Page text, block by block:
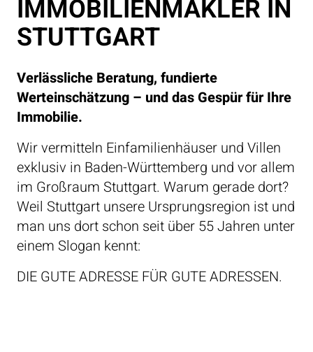
IMMOBILIENMAKLER IN
STUTTGART
Verlässliche Beratung, fundierte
Werteinschätzung – und das Gespür für Ihre
Immobilie.
Wir vermitteln Einfamilienhäuser und Villen
exklusiv in Baden-Württemberg und vor allem
im Großraum Stuttgart. Warum gerade dort?
Weil Stuttgart unsere Ursprungsregion ist und
man uns dort schon seit über 55 Jahren unter
einem Slogan kennt:
DIE GUTE ADRESSE FÜR GUTE ADRESSEN.